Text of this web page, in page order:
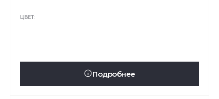
ЦВЕТ:
Подробнее